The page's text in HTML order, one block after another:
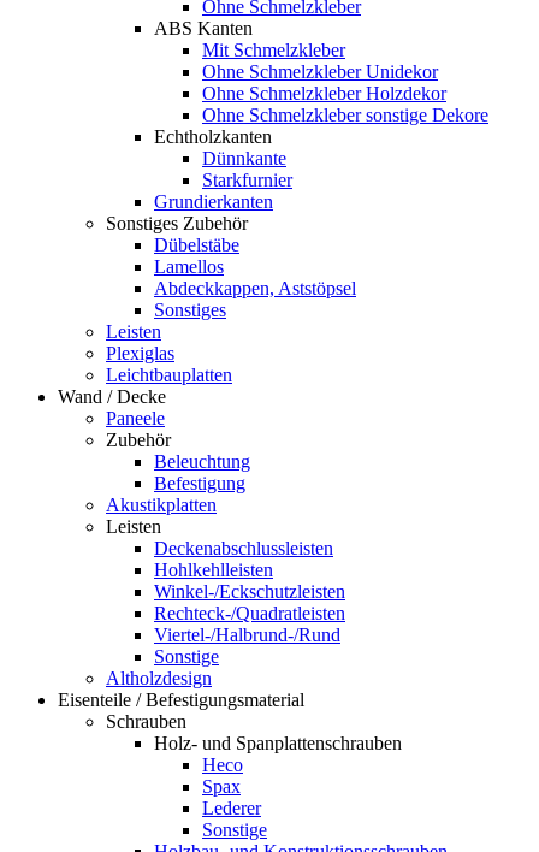
Ohne Schmelzkleber
ABS Kanten
Mit Schmelzkleber
Ohne Schmelzkleber Unidekor
Ohne Schmelzkleber Holzdekor
Ohne Schmelzkleber sonstige Dekore
Echtholzkanten
Dünnkante
Starkfurnier
Grundierkanten
Sonstiges Zubehör
Dübelstäbe
Lamellos
Abdeckkappen, Aststöpsel
Sonstiges
Leisten
Plexiglas
Leichtbauplatten
Wand / Decke
Paneele
Zubehör
Beleuchtung
Befestigung
Akustikplatten
Leisten
Deckenabschlussleisten
Hohlkehlleisten
Winkel-/Eckschutzleisten
Rechteck-/Quadratleisten
Viertel-/Halbrund-/Rund
Sonstige
Altholzdesign
Eisenteile / Befestigungsmaterial
Schrauben
Holz- und Spanplattenschrauben
Heco
Spax
Lederer
Sonstige